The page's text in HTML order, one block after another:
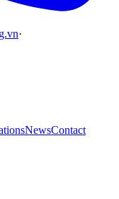
·
NewsContact